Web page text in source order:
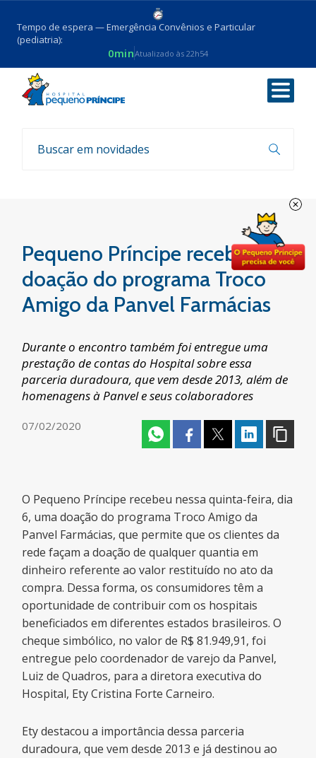
Tempo de espera — Emergência Convênios e Particular
(pediatria):
0minAtualizado às 22h54
Voltar
Parcerias
Pequeno Príncipe recebe
doação do programa Troco
Amigo da Panvel Farmácias
Durante o encontro também foi entregue uma
prestação de contas do Hospital sobre essa
parceria duradoura, que vem desde 2013, além de
homenagens à Panvel e seus colaboradores
07/02/2020
O Pequeno Príncipe recebeu nessa quinta-feira, dia
6, uma doação do programa Troco Amigo da
Panvel Farmácias, que permite que os clientes da
rede façam a doação de qualquer quantia em
dinheiro referente ao valor restituído no ato da
compra. Dessa forma, os consumidores têm a
oportunidade de contribuir com os hospitais
beneficiados em diferentes estados brasileiros. O
cheque simbólico, no valor de R$ 81.949,91, foi
entregue pelo coordenador de varejo da Panvel,
Luiz de Quadros, para a diretora executiva do
Hospital, Ety Cristina Forte Carneiro.
Ety destacou a importância dessa parceria
duradoura, que vem desde 2013 e já destinou ao